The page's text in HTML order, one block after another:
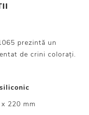
prezintă un
de crini colorați.
220 mm